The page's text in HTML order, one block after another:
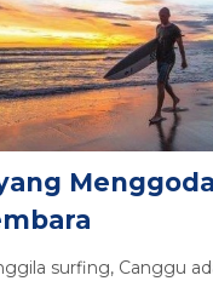
surfing, Canggu